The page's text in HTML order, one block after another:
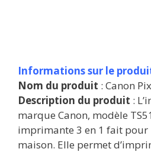
Informations sur le
Nom du produit : Canon
Description du produit :
marque Canon, modèle
imprimante 3 en 1 fait
maison. Elle permet